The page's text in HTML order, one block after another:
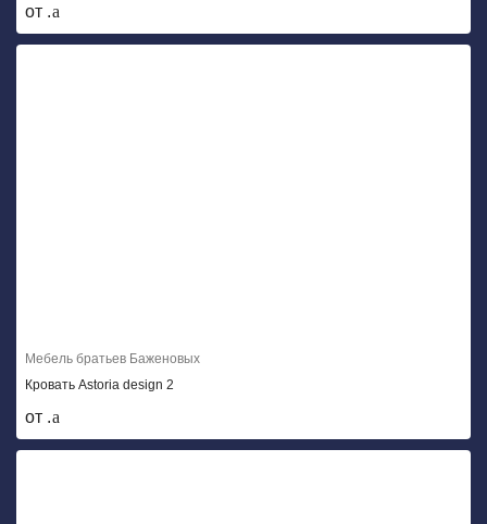
от .
Мебель братьев Баженовых
Кровать Astoria design 2
от .